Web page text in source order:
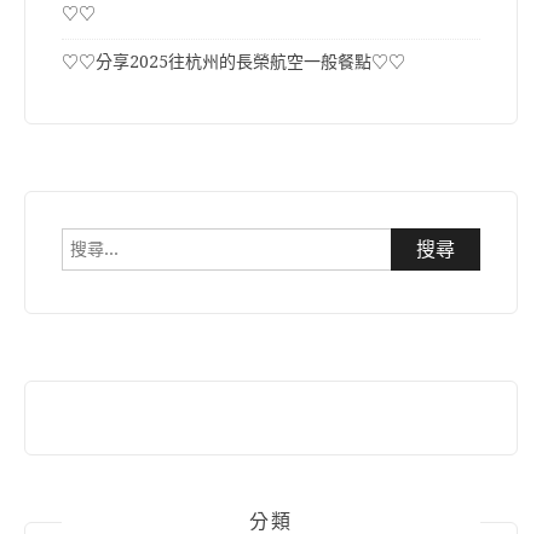
♡♡
♡♡分享2025往杭州的長榮航空一般餐點♡♡
搜
分類